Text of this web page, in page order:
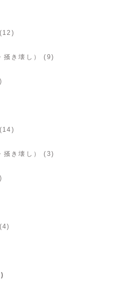
掻き壊し） (9)
掻き壊し） (3)